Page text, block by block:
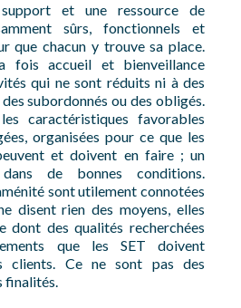
et une ressource de
sûrs, fonctionnels et
que chacun y trouve sa place.
fois accueil et bienveillance
qui ne sont réduits ni à des
subordonnés ou des obligés.
caractéristiques favorables
organisées pour ce que les
et doivent en faire ; un
de bonnes conditions.
sont utilement connotées
disent rien des moyens, elles
dont des qualités recherchées
que les SET doivent
clients. Ce ne sont pas des
finalités.